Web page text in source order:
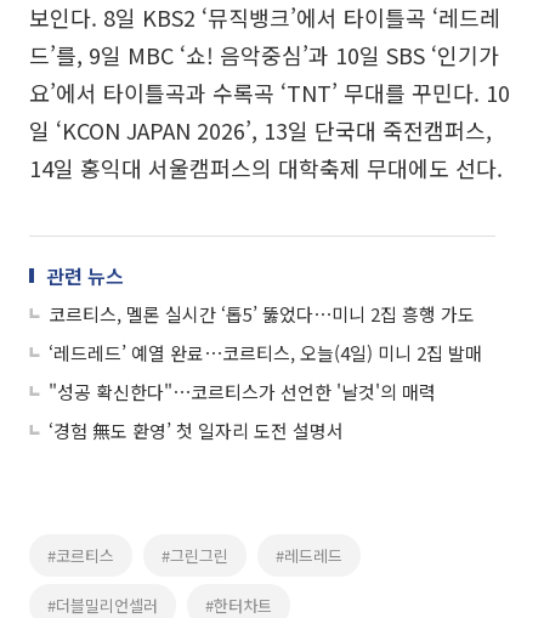
보인다. 8일 KBS2 ‘뮤직뱅크’에서 타이틀곡 ‘레드레
드’를, 9일 MBC ‘쇼! 음악중심’과 10일 SBS ‘인기가
요’에서 타이틀곡과 수록곡 ‘TNT’ 무대를 꾸민다. 10
일 ‘KCON JAPAN 2026’, 13일 단국대 죽전캠퍼스,
14일 홍익대 서울캠퍼스의 대학축제 무대에도 선다.
관련 뉴스
코르티스, 멜론 실시간 ‘톱5’ 뚫었다⋯미니 2집 흥행 가도
‘레드레드’ 예열 완료⋯코르티스, 오늘(4일) 미니 2집 발매
"성공 확신한다"⋯코르티스가 선언한 '날것'의 매력
‘경험 無도 환영’ 첫 일자리 도전 설명서
#코르티스 #그린그린 #레드레드
#더블밀리언셀러 #한터차트